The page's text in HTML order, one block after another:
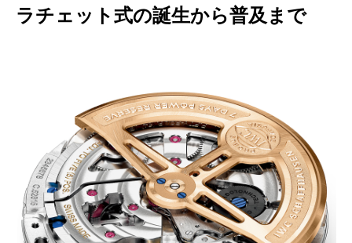
ラチェット式の誕生から普及まで